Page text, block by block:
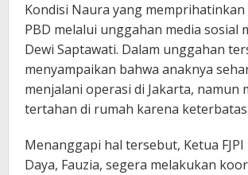
Kondisi Naura yang memprihatinkan
PBD melalui unggahan media sosial
Dewi Saptawati. Dalam unggahan
menyampaikan bahwa anaknya
menjalani operasi di Jakarta, namun
tertahan di rumah karena
Menanggapi hal tersebut, Ketua
Daya, Fauzia, segera melakukan